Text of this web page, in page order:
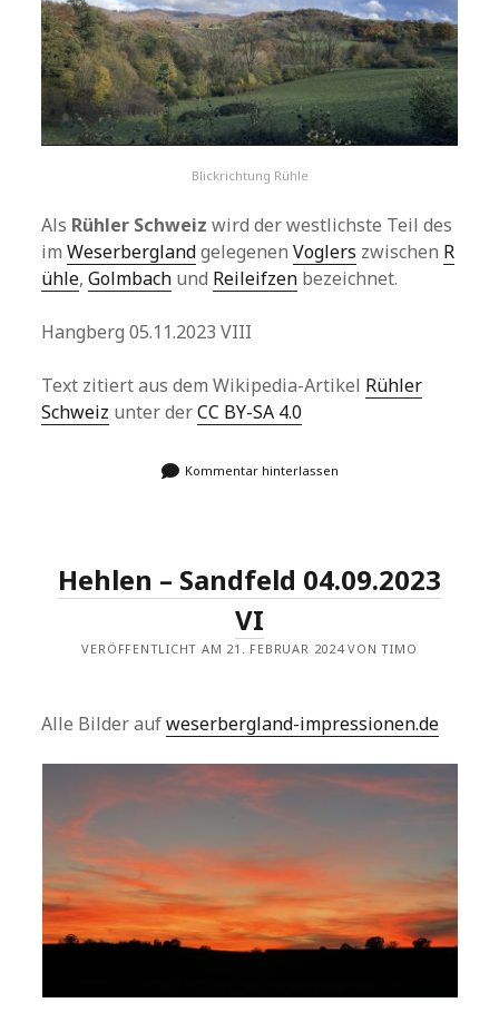
Blickrichtung Rühle
Als Rühler Schweiz wird der westlichste Teil des
imWeserberglandgelegenenVoglers zwischen R
ühle,Golmbach und Reileifzen bezeichnet.
Hangberg 05.11.2023 VIII
Text zitiert aus dem Wikipedia-Artikel Rühler
Schweiz unter derCC BY-SA 4.0
Kommentar hinterlassen
Hehlen – Sandfeld 04.09.2023
VI
VERÖFFENTLICHT AM 21. FEBRUAR 2024 VON TIMO
Alle Bilder aufweserbergland-impressionen.de